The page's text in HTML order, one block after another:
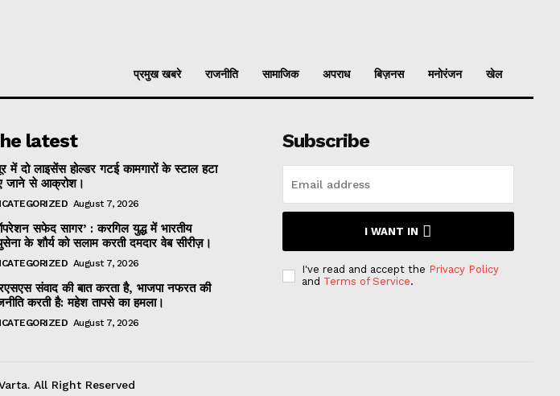
प्रमुख खबरे राजनीति सामाजिक अपराध बिज़नस मनोरंजन खेल
latest
में दो लाइसेंस होल्डर गटई कामगारों के स्टाल हटा
जाने से आक्रोश।
August 7, 2026
सफेद सागर’ : करगिल युद्ध में भारतीय
के शौर्य को सलाम करती दमदार वेब सीरीज़।
August 7, 2026
संवाद की बात करता है, भाजपा नफरत की
करती है: महेश तापसे का हमला।
August 7, 2026
Subscribe
I WANT IN
I've read and accept the Privacy Policy
and Terms of Service.
All Right Reserved